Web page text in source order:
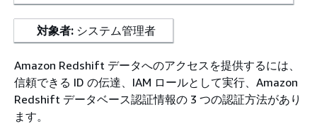
対象者: システム管理者
Amazon Redshift データへのアクセスを提供するには、
信頼できる ID の伝達、IAM ロールとして実行、Amazon
Redshift データベース認証情報の 3 つの認証方法があり
ます。